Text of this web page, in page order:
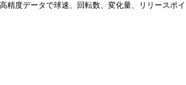
精度データで球速、回転数、変化量、リリースポ